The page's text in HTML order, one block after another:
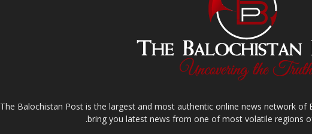
The Balochistan Post is the largest and most authentic online news network of
bring you latest news from one of most volatile regions